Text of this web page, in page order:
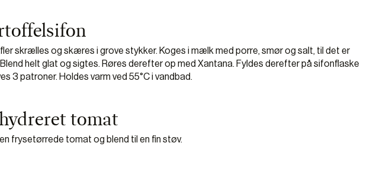
skrælles og skæres i grove stykker. Koges i mælk med porre, smør og salt, til det er
helt glat og sigtes. Røres derefter op med Xantana. Fyldes derefter på sifonflaske
3 patroner. Holdes varm ved 55°C i vandbad.
tomat
frysetørrede tomat og blend til en fin støv.